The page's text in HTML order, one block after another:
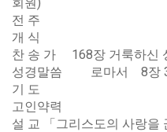
전 주
개 식
찬 송 가 168장 거룩하신
성경말씀 로마서 8장
기 도
고인약력
설 교 「그리스도의 사랑을